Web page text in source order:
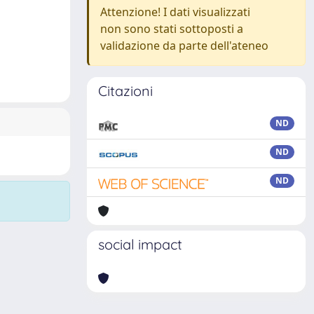
Attenzione! I dati visualizzati
non sono stati sottoposti a
validazione da parte dell'ateneo
Citazioni
ND
ND
ND
social impact